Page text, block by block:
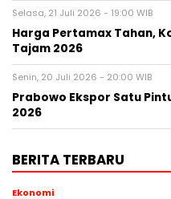
Selasa, 21 Juli 2026 - 19:00 WIB
Harga Pertamax Tahan,
Tajam 2026
Senin, 20 Juli 2026 - 20:00 WIB
Prabowo Ekspor Satu
2026
BERITA TERBARU
Ekonomi